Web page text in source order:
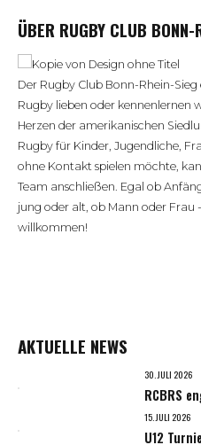
ÜBER RUGBY CLUB BONN-
Der Rugby Club Bonn-Rhein-Sieg
Rugby lieben oder kennenlernen
Herzen der amerikanischen
Rugby für Kinder, Jugendliche,
ohne Kontakt spielen möchte,
Team anschließen. Egal ob
jung oder alt, ob Mann oder Frau
willkommen!
AKTUELLE NEWS
30. JULI 2026
RCBRS
15. JULI 2026
U12